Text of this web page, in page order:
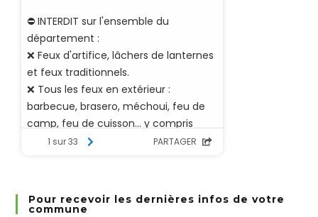
Pour recevoir les dernières infos de votre
commune